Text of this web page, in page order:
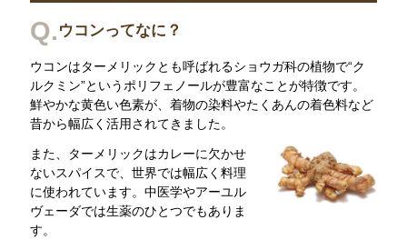
Q. ウコンってなに？
ウコンはターメリックとも呼ばれるショウガ科の植物で“ク
ルクミン”というポリフェノールが豊富なことが特徴です。
鮮やかな黄色い色素が、着物の染料やたくあんの着色料など
昔から幅広く活用されてきました。
また、ターメリックはカレーに欠かせ
ないスパイスで、世界では幅広く料理
に使われています。中医学やアーユル
ヴェーダでは生薬のひとつでもありま
す。